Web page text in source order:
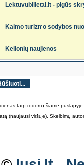
Lektuvubilietai.lt - pigūs
Kaimo turizmo sodybos
Kelionių naujienos
tarp rodomų šiame puslapyje
(naujausi viršuje). Skelbimų